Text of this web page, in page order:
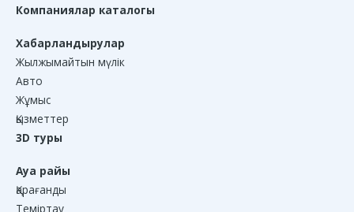
Компаниялар каталогы
Хабарландырулар
Жылжымайтын мүлік
Авто
Жұмыс
Қызметтер
3D туры
Ауа райы
Қарағанды
Теміртау